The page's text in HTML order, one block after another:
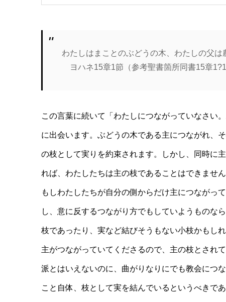
わたしはまことのぶどうの木、わたしの父は
ヨハネ15章1節（参考聖書箇所同書15章
この言葉に続いて「わたしにつながっていなさい
に出会います。ぶどうの木である主につながれ、
の枝として実りを約束されます。しかし、同時に
れば、わたしたちは主の枝であることはできません
もしわたしたちが自分の側からだけ主につながっ
し、意に反するつながり方でもしていようものな
枝であったり、実など結びそうもない小枝かもしれ
主がつながっていてくださるので、主の枝とされ
派とはいえないのに、曲がりなりにでも教会につ
こと自体、枝として実を結んでいるというべきで